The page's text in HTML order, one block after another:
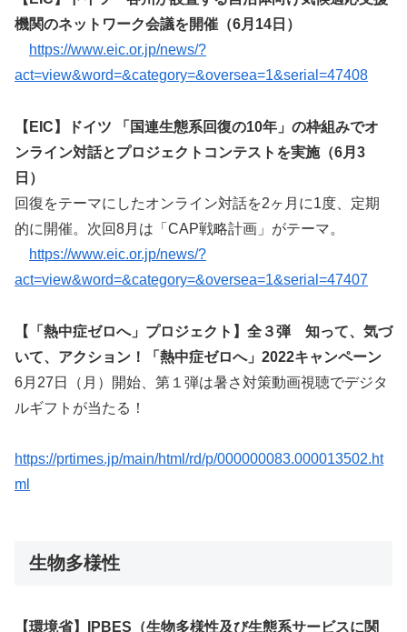
機関のネットワーク会議を開催（6月14日）
https://www.eic.or.jp/news/?
act=view&word=&category=&oversea=1&serial=47408
【EIC】ドイツ 「国連生態系回復の10年」の枠組みでオ
ンライン対話とプロジェクトコンテストを実施（6月3
日）
回復をテーマにしたオンライン対話を2ヶ月に1度、定期
的に開催。次回8月は「CAP戦略計画」がテーマ。
https://www.eic.or.jp/news/?
act=view&word=&category=&oversea=1&serial=47407
【「熱中症ゼロへ」プロジェクト】全３弾 知って、気づ
いて、アクション！「熱中症ゼロへ」2022キャンペーン
6月27日（月）開始、第１弾は暑さ対策動画視聴でデジタ
ルギフトが当たる！
https://prtimes.jp/main/html/rd/p/000000083.000013502.ht
ml
生物多様性
【環境省】IPBES（生物多様性及び生態系サービスに関